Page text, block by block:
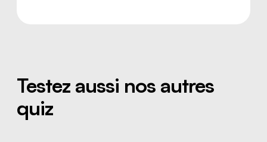
Testez aussi nos autres
quiz